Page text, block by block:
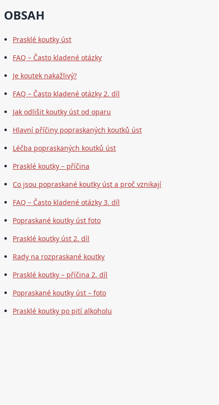
OBSAH
Prasklé koutky úst
FAQ – Často kladené otázky
Je koutek nakažlivý?
FAQ – Často kladené otázky 2. díl
Jak odlišit koutky úst od oparu
Hlavní příčiny popraskaných koutků úst
Léčba popraskaných koutků úst
Prasklé koutky – příčina
Co jsou popraskané koutky úst a proč vznikají
FAQ – Často kladené otázky 3. díl
Popraskané koutky úst foto
Prasklé koutky úst 2. díl
Rady na rozpraskané koutky
Prasklé koutky – příčina 2. díl
Popraskané koutky úst – foto
Prasklé koutky po pití alkoholu